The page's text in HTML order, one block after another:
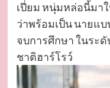
เปี่ยม หนุ่มหล่อนี้มาใ
ว่าพร้อมเป็น นายแ
จบการศึกษา ในระ
ชาติฮาร์โรว์